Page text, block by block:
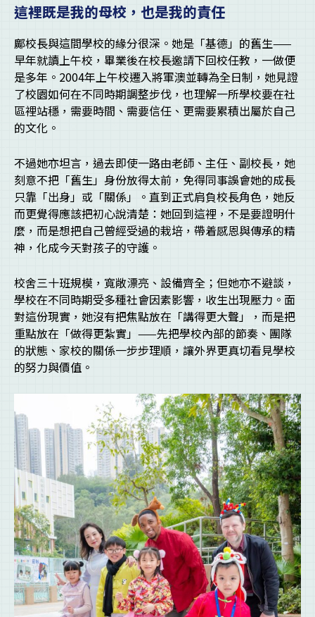
這裡既是我的母校，也是我的責任
鄺校長與這間學校的緣分很深。她是「基德」的舊生——
早年就讀上午校，畢業後在校長邀請下回校任教，一做便
是多年。2004年上午校遷入將軍澳並轉為全日制，她見證
了校園如何在不同時期調整步伐，也理解一所學校要在社
區裡站穩，需要時間、需要信任、更需要累積出屬於自己
的文化。
不過她亦坦言，過去即使一路由老師、主任、副校長，她
刻意不把「舊生」身份放得太前，免得同事誤會她的成長
只靠「出身」或「關係」。直到正式肩負校長角色，她反
而更覺得應該把初心說清楚：她回到這裡，不是要證明什
麼，而是想把自己曾經受過的栽培，帶着感恩與傳承的精
神，化成今天對孩子的守護。
校舍三十班規模，寬敞漂亮、設備齊全；但她亦不避談，
學校在不同時期受多種社會因素影響，收生出現壓力。面
對這份現實，她沒有把焦點放在「講得更大聲」，而是把
重點放在「做得更紮實」——先把學校內部的節奏、團隊
的狀態、家校的關係一步步理順，讓外界更真切看見學校
的努力與價值。